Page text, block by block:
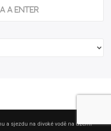
a sjezdu na divoké vodě na území